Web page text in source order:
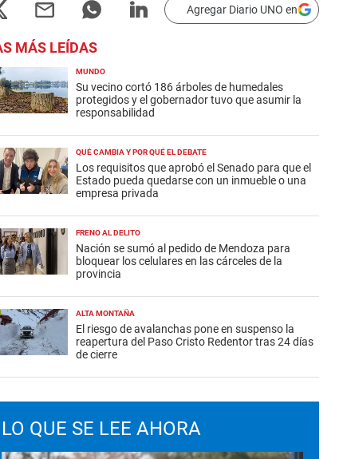
Agregar Diario UNO en
MÁS LEÍDAS
MUNDO
Su vecino cortó 186 árboles de humedales
protegidos y el gobernador tuvo que asumir la
responsabilidad
QUÉ CAMBIA Y POR QUÉ EL DEBATE
Los requisitos que aprobó el Senado para que el
Estado pueda quedarse con un inmueble o una
empresa privada
FRENO AL DELITO
Nación se sumó al pedido de Mendoza para
bloquear los celulares en las cárceles de la
provincia
ALTA MONTAÑA
El riesgo de avalanchas pone en suspenso la
reapertura del Paso Cristo Redentor tras 24 días
de cierre
LO QUE SE LEE AHORA